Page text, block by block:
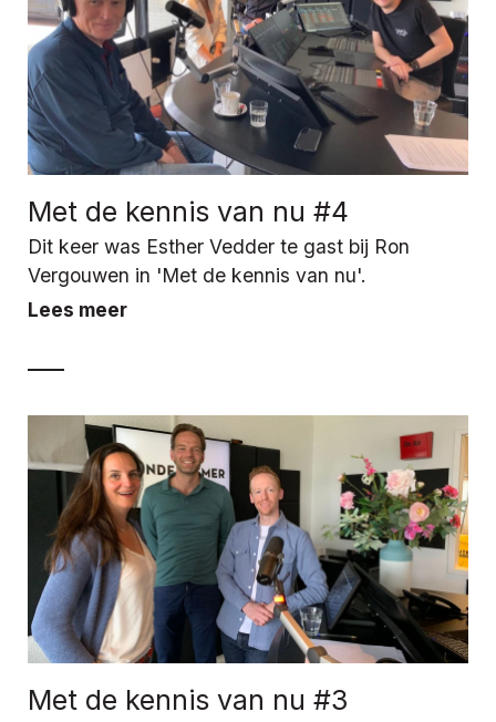
Met de kennis van nu #4
Dit keer was Esther Vedder te gast bij Ron
Vergouwen in 'Met de kennis van nu'.
Lees meer
Met de kennis van nu #3